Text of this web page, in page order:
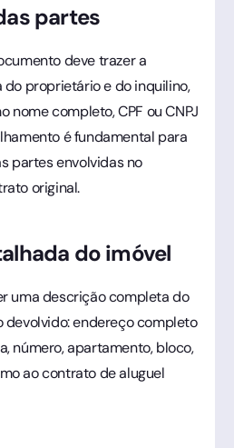
partes
deve trazer a
proprietário e do inquilino,
nome completo, CPF ou CNPJ
é fundamental para
partes envolvidas no
original.
do imóvel
uma descrição completa do
devolvido: endereço completo
número, apartamento, bloco,
ao contrato de aluguel